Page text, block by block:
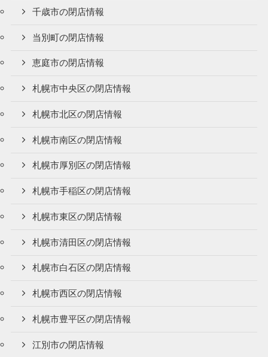
千歳市の閉店情報
当別町の閉店情報
恵庭市の閉店情報
札幌市中央区の閉店情報
札幌市北区の閉店情報
札幌市南区の閉店情報
札幌市厚別区の閉店情報
札幌市手稲区の閉店情報
札幌市東区の閉店情報
札幌市清田区の閉店情報
札幌市白石区の閉店情報
札幌市西区の閉店情報
札幌市豊平区の閉店情報
江別市の閉店情報